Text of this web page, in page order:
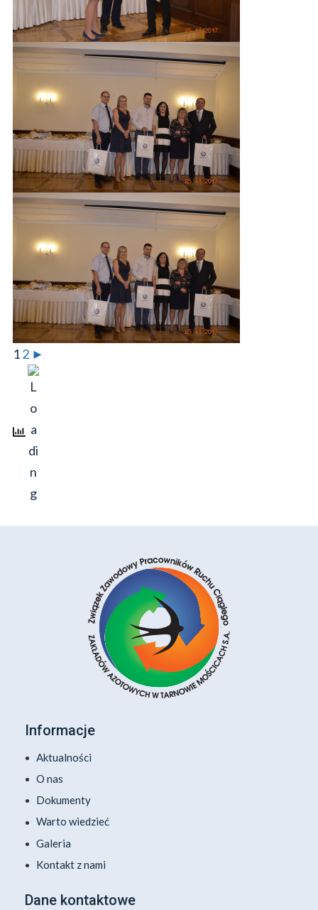
12 ►
Informacje
Aktualności
O nas
Dokumenty
Warto wiedzieć
Galeria
Kontakt z nami
Dane kontaktowe